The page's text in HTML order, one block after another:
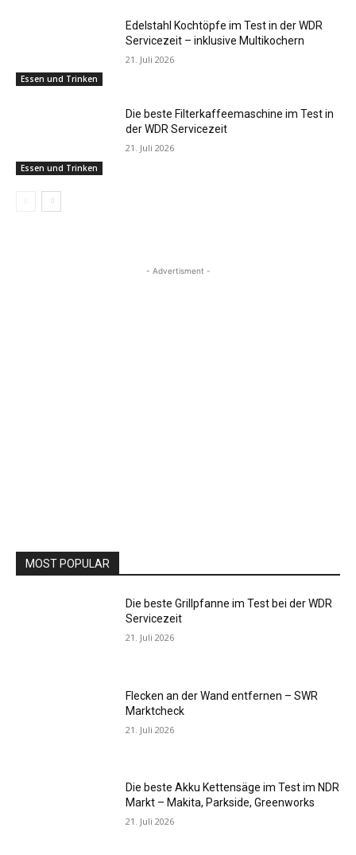
Essen und Trinken
Edelstahl Kochtöpfe im Test in der WDR
Servicezeit – inklusive Multikochern
21. Juli 2026
Essen und Trinken
Die beste Filterkaffeemaschine im Test in
der WDR Servicezeit
21. Juli 2026
- Advertisment -
MOST POPULAR
Die beste Grillpfanne im Test bei der WDR
Servicezeit
21. Juli 2026
Flecken an der Wand entfernen – SWR
Marktcheck
21. Juli 2026
Die beste Akku Kettensäge im Test im NDR
Markt – Makita, Parkside, Greenworks
21. Juli 2026